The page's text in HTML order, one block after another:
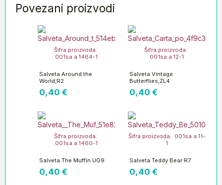
Povezani proizvodi
Šifra proizvoda:
001sa.a.1464-1
Salveta Around the
World,R2
0,40 €
Šifra proizvoda:
001sa.a.12-1
Salveta Vintage
Butterflies,ZL4
0,40 €
Šifra proizvoda:
001sa.a.1460-1
Salveta The Muffin UG9
0,40 €
Šifra proizvoda: 001sa.a.11-
1
Salveta Teddy Bear R7
0,40 €